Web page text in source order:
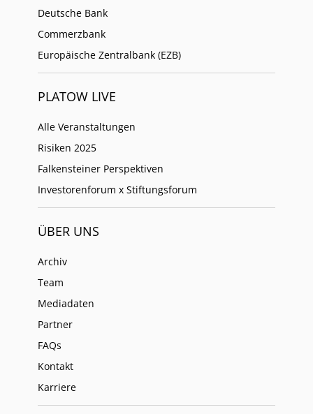
Deutsche Bank
Commerzbank
Europäische Zentralbank (EZB)
PLATOW LIVE
Alle Veranstaltungen
Risiken 2025
Falkensteiner Perspektiven
Investorenforum x Stiftungsforum
ÜBER UNS
Archiv
Team
Mediadaten
Partner
FAQs
Kontakt
Karriere